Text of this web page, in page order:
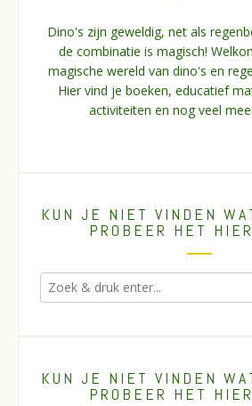
Dino's zijn geweldig, net als
de combinatie is magisch!
magische wereld van dino's en
Hier vind je boeken, educatief
activiteiten en nog veel
KUN JE NIET VINDEN
PROBEER HET
KUN JE NIET VINDEN
PROBEER HET